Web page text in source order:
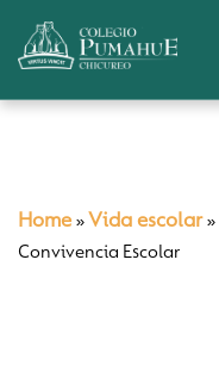
Home » Vida escolar»
Convivencia Escolar